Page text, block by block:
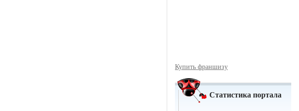
Купить франшизу
Статистика портала